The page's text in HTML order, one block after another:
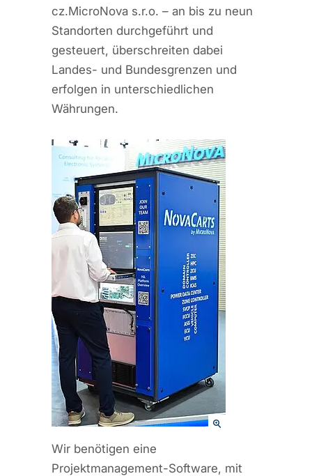
cz.MicroNova s.r.o. – an bis zu neun
Standorten durchgeführt und
gesteuert, überschreiten dabei
Landes- und Bundesgrenzen und
erfolgen in unterschiedlichen
Währungen.
Wir benötigen eine
Projektmanagement-Software, mit